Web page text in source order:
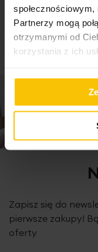
Partnerzy mogą
otrzymanymi od
korzystania z ich
zawieszenie:
skład: 100%
szerokość taśmy
wysokość wypustki
gramatura: 195 g/
konserwacja:
bębnowej,
Produkt jest szyty
Zapisz się do
pierwsze zakupy!
oferty